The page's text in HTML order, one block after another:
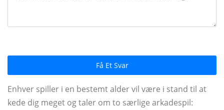
Få Et Svar
Enhver spiller i en bestemt alder vil være i stand til at
kede dig meget og taler om to særlige arkadespil: